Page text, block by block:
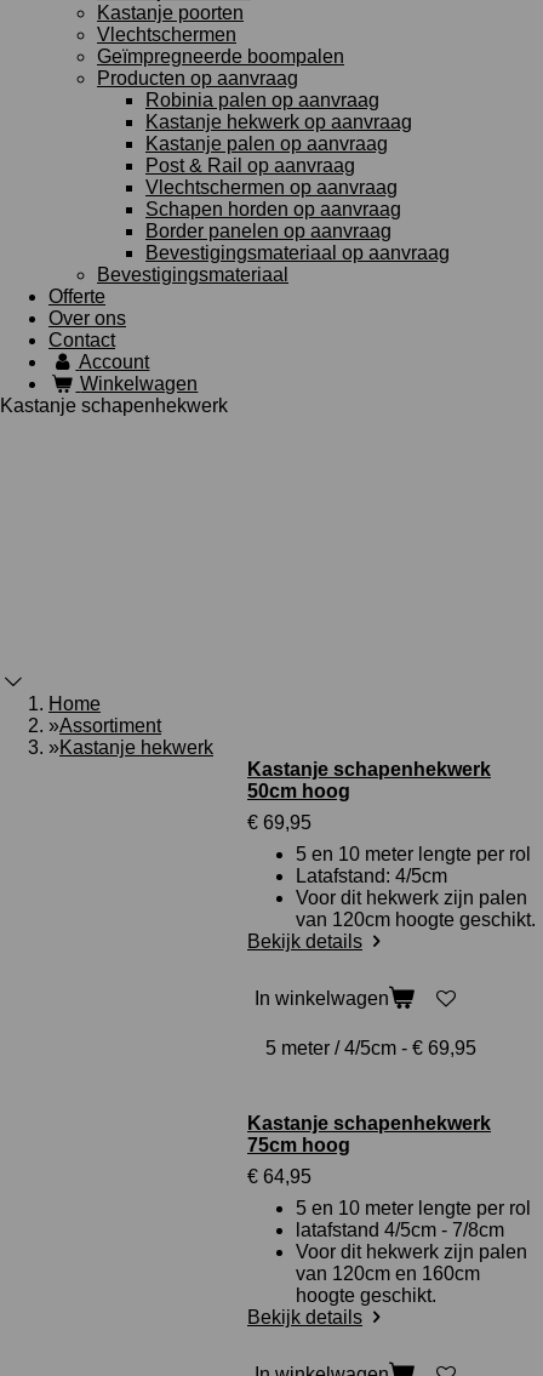
Kastanje poorten
Vlechtschermen
Geïmpregneerde boompalen
Producten op aanvraag
Robinia palen op aanvraag
Kastanje hekwerk op aanvraag
Kastanje palen op aanvraag
Post & Rail op aanvraag
Vlechtschermen op aanvraag
Schapen horden op aanvraag
Border panelen op aanvraag
Bevestigingsmateriaal op aanvraag
Bevestigingsmateriaal
Offerte
Over ons
Contact
Account
Winkelwagen
Kastanje schapenhekwerk
Home
»Assortiment
»Kastanje hekwerk
Kastanje schapenhekwerk
50cm hoog
€ 69,95
5 en 10 meter lengte per rol
Latafstand: 4/5cm
Voor dit hekwerk zijn palen
van 120cm hoogte geschikt.
Bekijk details
In winkelwagen
Kastanje schapenhekwerk
75cm hoog
€ 64,95
5 en 10 meter lengte per rol
latafstand 4/5cm - 7/8cm
Voor dit hekwerk zijn palen
van 120cm en 160cm
hoogte geschikt.
Bekijk details